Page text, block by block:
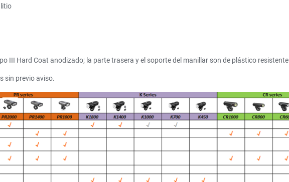
III Hard Coat anodizado; la parte trasera y el soporte del manillar son de plástico resistente
sin previo aviso.